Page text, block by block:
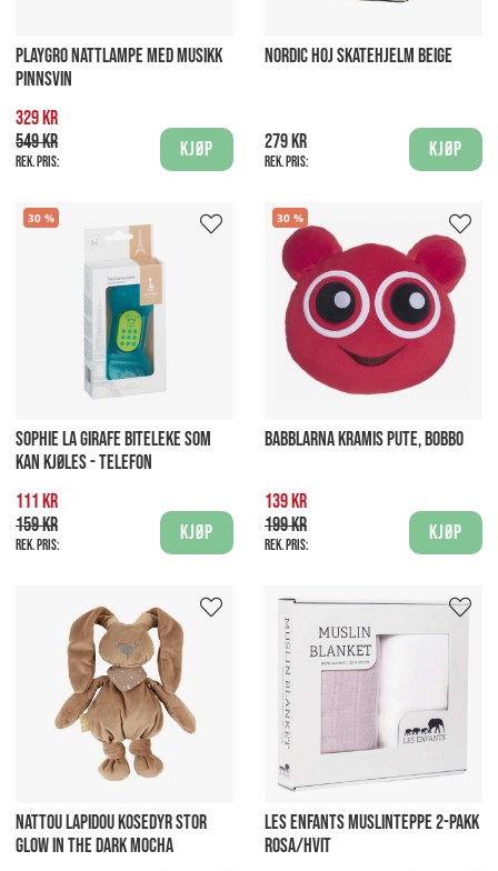
PLAYGRO NATTLAMPE MED MUSIKK
PINNSVIN
329 kr
549 kr
Rek. pris:
Kjøp
NORDIC HOJ SKATEHJELM BEIGE
279 kr
Rek. pris:
Kjøp
30
SOPHIE LA GIRAFE BITELEKE SOM
KAN KJØLES - TELEFON
111 kr
159 kr
Rek. pris:
Kjøp
30
BABBLARNA KRAMIS PUTE, BOBBO
139 kr
199 kr
Rek. pris:
Kjøp
NATTOU LAPIDOU KOSEDYR STOR
GLOW IN THE DARK MOCHA
LES ENFANTS MUSLINTEPPE 2-PAKK
ROSA/HVIT